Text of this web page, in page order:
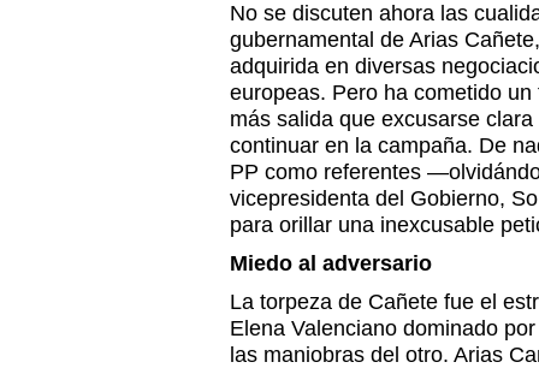
No se discuten ahora las
gubernamental de Arias
adquirida en diversas
europeas. Pero ha cometido
más salida que excusarse
continuar en la campaña. De
PP como referentes
vicepresidenta del Gobierno,
para orillar una inexcusable
Miedo al adversario
La torpeza de Cañete fue el
Elena Valenciano dominado
las maniobras del otro. Arias